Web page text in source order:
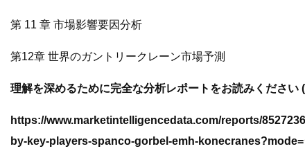
第 11 章 市場影響要因分析
第12章 世界のガントリークレーン市場予測
理解を深めるために完全な分析レポートをお読みください
https://www.marketintelligencedata.com/reports/
by-key-players-spanco-gorbel-emh-konecranes?mode=